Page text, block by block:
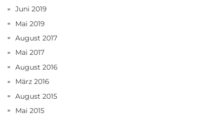
Juni 2019
Mai 2019
August 2017
Mai 2017
August 2016
März 2016
August 2015
Mai 2015